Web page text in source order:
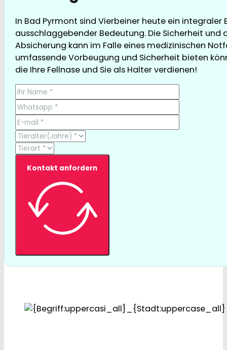
In Bad Pyrmont sind Vierbeiner heute ein
ausschlaggebender Bedeutung. Die Sicherheit und
Absicherung kann im Falle eines medizinischen
umfassende Vorbeugung und Sicherheit bieten
die Ihre Fellnase und Sie als Halter verdienen!
Kontakt anfordern